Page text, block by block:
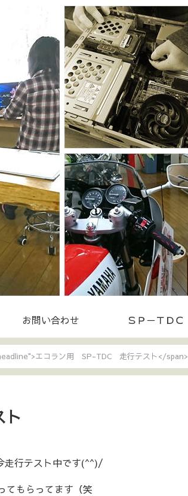
お問い合わせ ＳＰ－ＴＤＣ
エコラン用 SP-TDC 走行テスト</span>
走行テスト中です(^^)/
てもらってます（笑